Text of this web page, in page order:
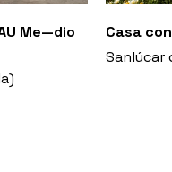
Me—dio
Casa
Sanlúcar